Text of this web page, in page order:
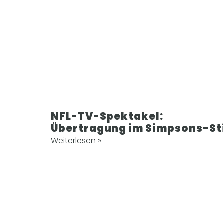
NFL-TV-Spektakel:
Übertragung im Simpsons-
Weiterlesen »